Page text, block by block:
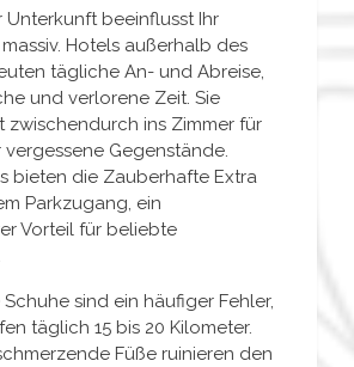
Unterkunft beeinflusst Ihr
Hotels außerhalb des
tägliche An- und Abreise,
und verlorene Zeit. Sie
zwischendurch ins Zimmer für
vergessene Gegenstände.
bieten die Zauberhafte Extra
Parkzugang, ein
Vorteil für beliebte
sind ein häufiger Fehler,
täglich 15 bis 20 Kilometer.
Füße ruinieren den